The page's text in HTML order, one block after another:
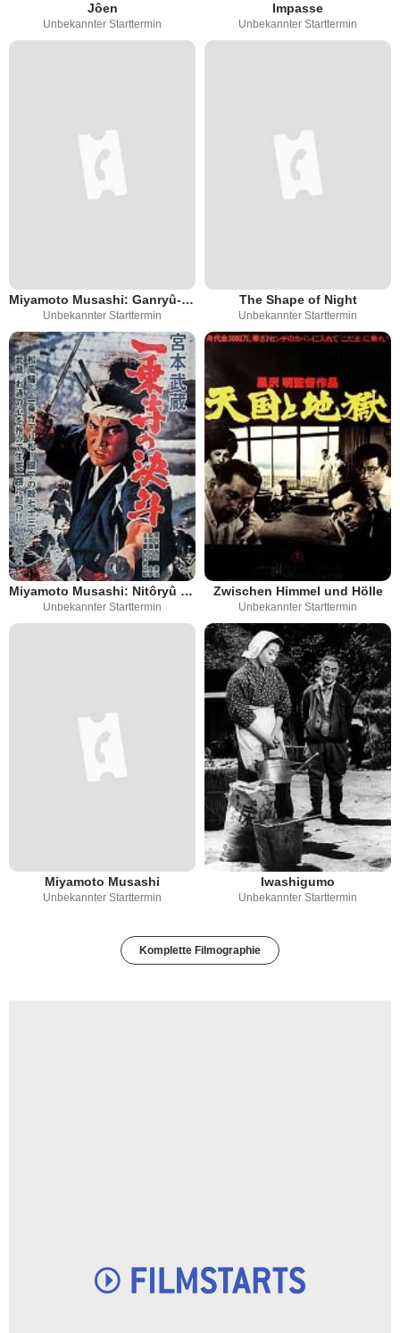
Jôen
Unbekannter Starttermin
Impasse
Unbekannter Starttermin
Miyamoto Musashi: Ganryû-jima no kettô
Unbekannter Starttermin
The Shape of Night
Unbekannter Starttermin
Miyamoto Musashi: Nitôryû kaigen
Unbekannter Starttermin
Zwischen Himmel und Hölle
Unbekannter Starttermin
Miyamoto Musashi
Unbekannter Starttermin
Iwashigumo
Unbekannter Starttermin
Komplette Filmographie